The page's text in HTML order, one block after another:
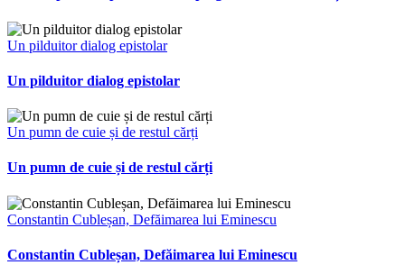
Un pilduitor dialog epistolar
Un pilduitor dialog epistolar
Un pumn de cuie și de restul cărți
Un pumn de cuie și de restul cărți
Constantin Cubleșan, Defăimarea lui Eminescu
Constantin Cubleșan, Defăimarea lui Eminescu